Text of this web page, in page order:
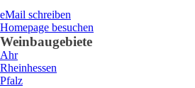
eMail schreiben
Homepage besuchen
Weinbaugebiete
Ahr
Rheinhessen
Pfalz